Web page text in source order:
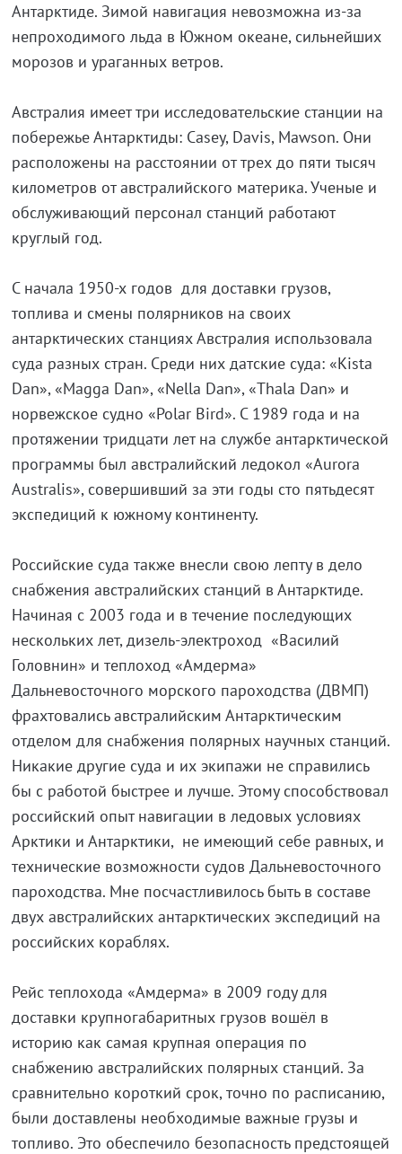
Антарктиде. Зимой навигация невозможна из-за
непроходимого льда в Южном океане, сильнейших
морозов и ураганных ветров.
Австралия имеет три исследовательские станции на
побережье Антарктиды: Casey, Davis, Mawson. Они
расположены на расстоянии от трех до пяти тысяч
километров от австралийского материка. Ученые и
обслуживающий персонал станций работают
круглый год.
С начала 1950-х годов для доставки грузов,
топлива и смены полярников на своих
антарктических станциях Австралия использовала
суда разных стран. Среди них датские суда: «Kista
Dan», «Magga Dan», «Nella Dan», «Thala Dan» и
норвежское судно «Polar Bird». С 1989 года и на
протяжении тридцати лет на службе антарктической
программы был австралийский ледокол «Aurora
Australis», совершивший за эти годы сто пятьдесят
экспедиций к южному континенту.
Российские суда также внесли свою лепту в дело
снабжения австралийских станций в Антарктиде.
Начиная с 2003 года и в течение последующих
нескольких лет, дизель-электроход «Василий
Головнин» и теплоход «Амдерма»
Дальневосточного морского пароходства (ДВМП)
фрахтовались австралийским Антарктическим
отделом для снабжения полярных научных станций.
Никакие другие суда и их экипажи не справились
бы с работой быстрее и лучше. Этому способствовал
российский опыт навигации в ледовых условиях
Арктики и Антарктики, не имеющий себе равных, и
технические возможности судов Дальневосточного
пароходства. Мне посчастливилось быть в составе
двух австралийских антарктических экспедиций на
российских кораблях.
Рейс теплохода «Амдерма» в 2009 году для
доставки крупногабаритных грузов вошёл в
историю как самая крупная операция по
снабжению австралийских полярных станций. За
сравнительно короткий срок, точно по расписанию,
были доставлены необходимые важные грузы и
топливо. Это обеспечило безопасность предстоящей